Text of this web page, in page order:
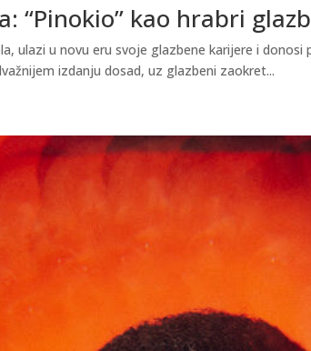
“Pinokio” kao hrabri
ulazi u novu eru svoje glazbene karijere i
izdanju dosad, uz glazbeni zaokret...